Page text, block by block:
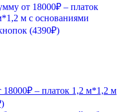
18000₽ – платок 1,2 м*1,2 м